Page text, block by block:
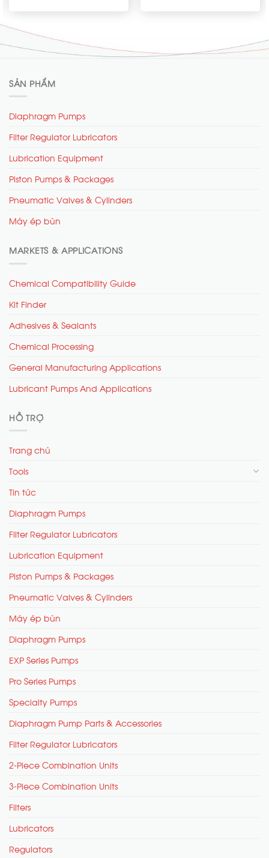
SẢN PHẨM
Diaphragm Pumps
Filter Regulator Lubricators
Lubrication Equipment
Piston Pumps & Packages
Pneumatic Valves & Cylinders
Máy ép bùn
MARKETS & APPLICATIONS
Chemical Compatibility Guide
Kit Finder
Adhesives & Sealants
Chemical Processing
General Manufacturing Applications
Lubricant Pumps And Applications
HỖ TRỢ
Trang chủ
Tools
Tin tức
Diaphragm Pumps
Filter Regulator Lubricators
Lubrication Equipment
Piston Pumps & Packages
Pneumatic Valves & Cylinders
Máy ép bùn
Diaphragm Pumps
EXP Series Pumps
Pro Series Pumps
Specialty Pumps
Diaphragm Pump Parts & Accessories
Filter Regulator Lubricators
2-Piece Combination Units
3-Piece Combination Units
Filters
Lubricators
Regulators